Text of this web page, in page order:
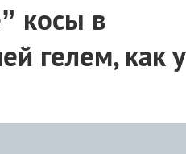
косы в
гелем, как у